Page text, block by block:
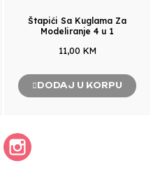
Štapići Sa Kuglama Za
Modeliranje 4 u 1
11,00 KM
DODAJ U KORPU
Facebook